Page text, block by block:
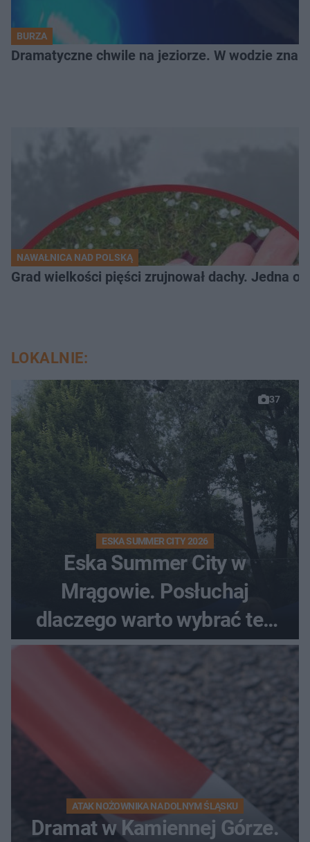
BURZA
Dramatyczne chwile na jeziorze. W wodzie
NAWAŁNICA NAD POLSKĄ
Grad wielkości pięści zrujnował dachy. Jedna
LOKALNIE:
37
ESKA SUMMER CITY 2026
Eska Summer City w
Mrągowie. Posłuchaj
dlaczego warto wybrać ten
kierunek na urlop!
ATAK NOŻOWNIKA NA DOLNYM ŚLĄSKU
Dramat w Kamiennej Górze.